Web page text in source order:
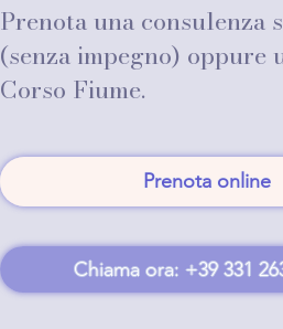
Prenota una consulenza
(senza impegno) oppure
Corso Fiume.
Prenota online
Chiama ora: +39 331